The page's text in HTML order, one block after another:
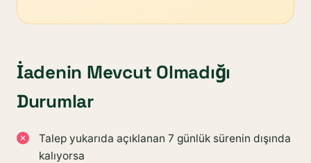
İadenin Mevcut Olmadığı
Durumlar
Talep yukarıda açıklanan 7 günlük sürenin dışında
kalıyorsa